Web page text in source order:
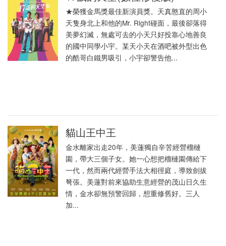
★榮獲金馬獎最佳新演員獎。天真憨直的周小
天隻身北上和他的Mr. Right碰面，最後卻落得
美夢幻滅，無處可去的小天只好投靠心地善良
的國中同學小宇。某天小天在酒吧被外型出色
的酷哥白鐵男吸引，小宇卻警告他...
貓山王中王
金水離家出走20年，美蓮獨自辛苦經營榴槤
園，帶大三個子女。她一心想把榴槤園傳給下
一代，然而兩代經營手法大相徑庭，導致劍拔
弩張。美蓮對前來協助生意經營的茂山日久生
情，金水卻無預警回歸，想重修舊好。三人
加...